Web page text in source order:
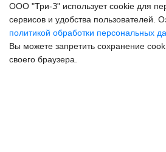
Задать вопрос
Контакты
Махачкала, пр.Имама Шамиля,
8 (800) 250-33-30
ООО "Три-З" использует cookie для
сервисов и удобства пользователей.
политикой обработки персональных
Вы можете запретить сохранение
своего браузера.